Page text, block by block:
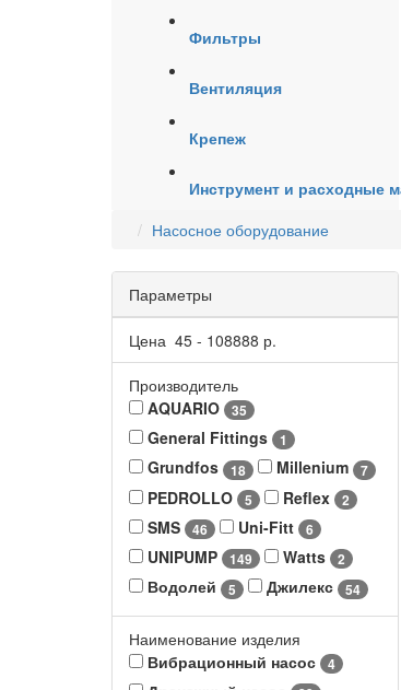
Фильтры
Вентиляция
Крепеж
Инструмент и расходные
Насосное оборудование
Параметры
Цена 45 - 108888 р.
Производитель
AQUARIO
35
General Fittings 1
Grundfos 18 Millenium 7
PEDROLLO 5 Reflex 2
SMS 46 Uni-Fitt 6
UNIPUMP 149 Watts 2
Водолей 5 Джилекс 54
Наименование изделия
Вибрационный насос
4